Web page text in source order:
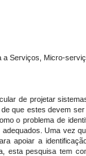
a Serviços, Micro-
de projetar
que estes devem
o problema de
Uma vez
apoiar a
pesquisa tem